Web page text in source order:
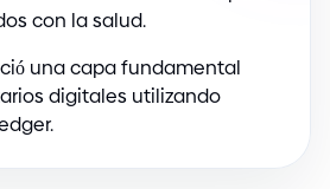
con la salud.
una capa fundamental
digitales utilizando